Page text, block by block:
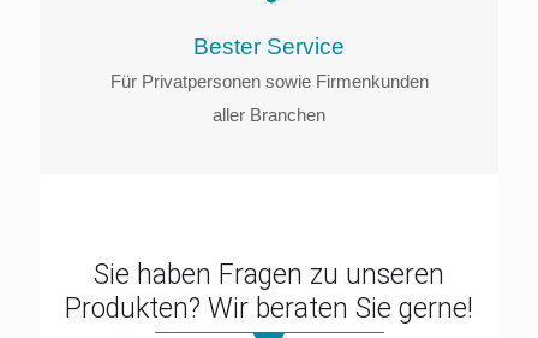
Bester Service
Für Privatpersonen sowie Firmenkunden
aller Branchen
Sie haben Fragen zu unseren
Produkten? Wir beraten Sie gerne!